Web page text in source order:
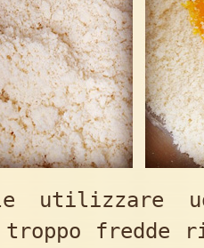
utilizzare
troppo fredde